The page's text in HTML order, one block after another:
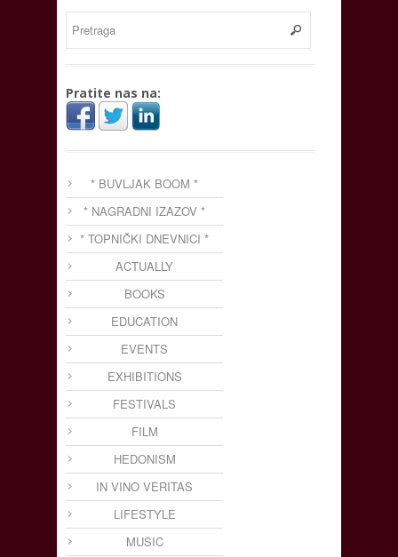
Pratite nas na:
* BUVLJAK BOOM *
* NAGRADNI IZAZOV *
* TOPNIČKI DNEVNICI *
ACTUALLY
BOOKS
EDUCATION
EVENTS
EXHIBITIONS
FESTIVALS
FILM
HEDONISM
IN VINO VERITAS
LIFESTYLE
MUSIC